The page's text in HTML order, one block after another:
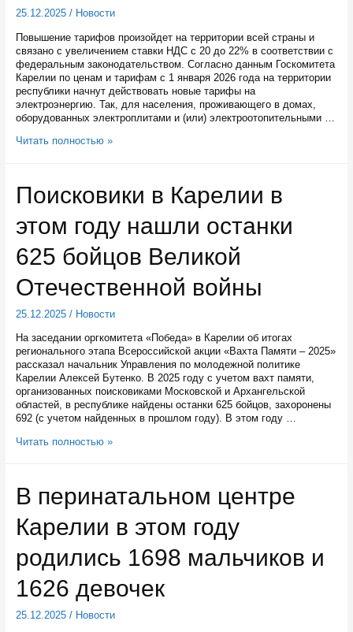
25.12.2025/ Новости
Повышение тарифов произойдет на территории всей страны и
связано с увеличением ставки НДС с 20 до 22% в соответствии с
федеральным законодательством. Согласно данным Госкомитета
Карелии по ценам и тарифам с 1 января 2026 года на территории
республики начнут действовать новые тарифы на
электроэнергию. Так, для населения, проживающего в домах,
оборудованных электроплитами и (или) электроотопительными …
С
года
в
Карелии
немного
поднимутся
тарифы
электроэнергию
Читать полностью »
Поисковики в Карелии в
этом году нашли останки
625 бойцов Великой
Отечественной войны
25.12.2025/ Новости
На заседании оргкомитета «Победа» в Карелии об итогах
регионального этапа Всероссийской акции «Вахта Памяти – 2025»
рассказал начальник Управления по молодежной политике
Карелии Алексей Бутенко. В 2025 году с учетом вахт памяти,
организованных поисковиками Московской и Архангельской
областей, в республике найдены останки 625 бойцов, захоронены
692 (с учетом найденных в прошлом году). В этом году …
Поисковики
этом
году
нашли
останки
бойцов
Отечественной
Читать полностью »
В перинатальном центре
Карелии в этом году
родились 1698 мальчиков и
1626 девочек
25.12.2025/ Новости